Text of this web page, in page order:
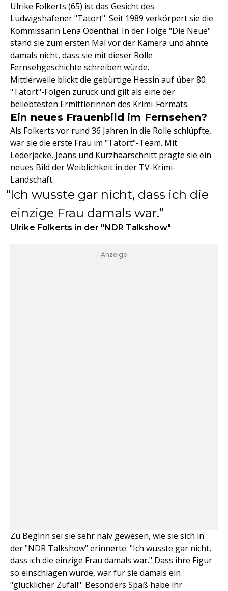
Ulrike Folkerts (65) ist das Gesicht des
Ludwigshafener "Tatort". Seit 1989 verkörpert sie die
Kommissarin Lena Odenthal. In der Folge "Die Neue"
stand sie zum ersten Mal vor der Kamera und ahnte
damals nicht, dass sie mit dieser Rolle
Fernsehgeschichte schreiben würde.
Mittlerweile blickt die gebürtige Hessin auf über 80
"Tatort"-Folgen zurück und gilt als eine der
beliebtesten Ermittlerinnen des Krimi-Formats.
Ein neues Frauenbild im Fernsehen?
Als Folkerts vor rund 36 Jahren in die Rolle schlüpfte,
war sie die erste Frau im "Tatort"-Team. Mit
Lederjacke, Jeans und Kurzhaarschnitt prägte sie ein
neues Bild der Weiblichkeit in der TV-Krimi-
Landschaft.
Ich wusste gar nicht, dass ich die
einzige Frau damals war.
Ulrike Folkerts in der "NDR Talkshow"
- Anzeige -
Zu Beginn sei sie sehr naiv gewesen, wie sie sich in
der "NDR Talkshow" erinnerte. "Ich wusste gar nicht,
dass ich die einzige Frau damals war." Dass ihre Figur
so einschlagen würde, war für sie damals ein
"glücklicher Zufall". Besonders Spaß habe ihr